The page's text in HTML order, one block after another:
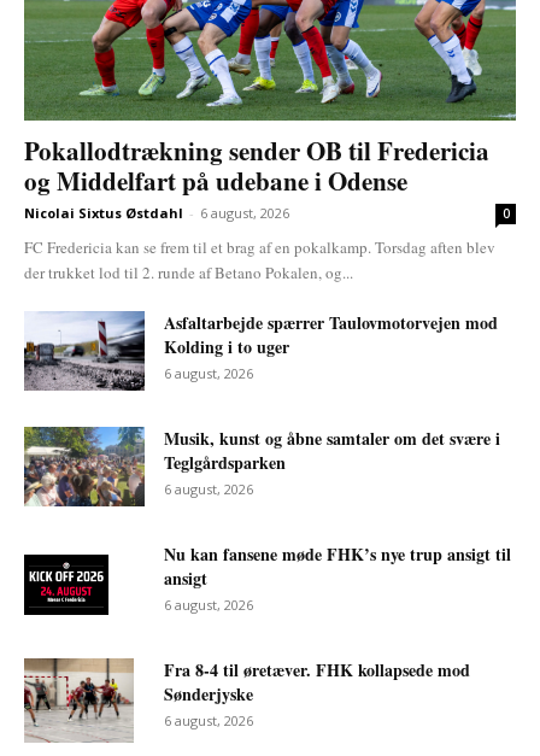
Pokallodtrækning sender OB til Fredericia
og Middelfart på udebane i Odense
Nicolai Sixtus Østdahl - 6 august, 2026 0
FC Fredericia kan se frem til et brag af en pokalkamp. Torsdag aften blev
der trukket lod til 2. runde af Betano Pokalen, og...
Asfaltarbejde spærrer Taulovmotorvejen mod
Kolding i to uger
6 august, 2026
Musik, kunst og åbne samtaler om det svære i
Teglgårdsparken
6 august, 2026
Nu kan fansene møde FHK’s nye trup ansigt til
ansigt
6 august, 2026
Fra 8-4 til øretæver. FHK kollapsede mod
Sønderjyske
6 august, 2026